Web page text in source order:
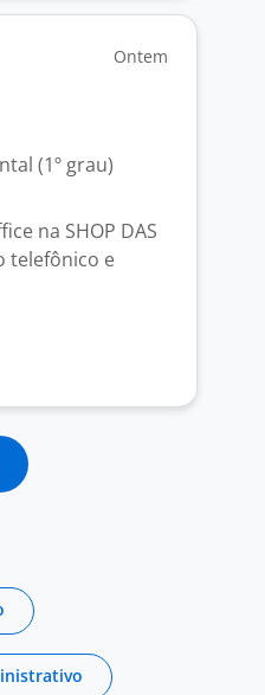
Ontem
(1º grau)
na SHOP DAS
telefônico e